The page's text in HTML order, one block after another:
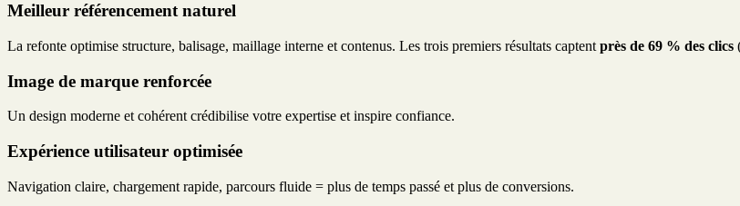
Meilleur référencement naturel
La refonte optimise structure, balisage, maillage interne et contenus. Les trois premiers résultats captent près de 69 % des clics
Image de marque renforcée
Un design moderne et cohérent crédibilise votre expertise et inspire confiance.
Expérience utilisateur optimisée
Navigation claire, chargement rapide, parcours fluide = plus de temps passé et plus de conversions.